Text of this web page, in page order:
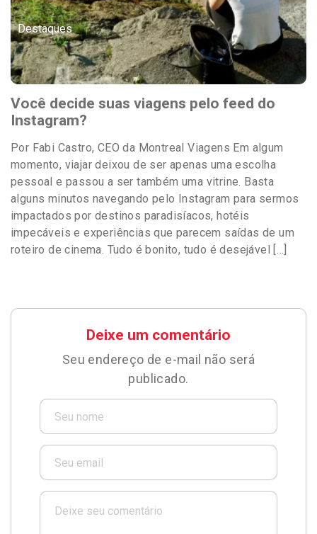
Destaques
Você decide suas viagens pelo feed do
Instagram?
Por Fabi Castro, CEO da Montreal Viagens Em algum
momento, viajar deixou de ser apenas uma escolha
pessoal e passou a ser também uma vitrine. Basta
alguns minutos navegando pelo Instagram para sermos
impactados por destinos paradisíacos, hotéis
impecáveis e experiências que parecem saídas de um
roteiro de cinema. Tudo é bonito, tudo é desejável […]
Deixe um comentário
Seu endereço de e-mail não será
publicado.